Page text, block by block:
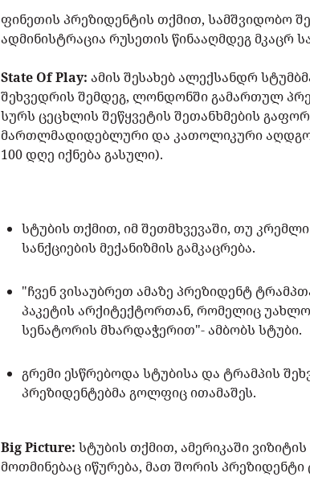
ფინეთის პრეზიდენტის თქმით, სამშვიდობო
ადმინისტრაცია რუსეთის წინააღმდეგ მკაცრ
State Of Play: ამის შესახებ ალექსანდრ
შეხვედრის შემდეგ, ლონდონში გამართულ
სურს ცეცხლის შეწყვეტის შეთანხმების
მართლმადიდებლური და კათოლიკური
100 დღე იქნება გასული).
სტუბის თქმით, იმ შეთმხვევაში, თუ
სანქციების მექანიზმის გამკაცრება.
"ჩვენ ვისაუბრეთ ამაზე პრეზიდენტ
პაკეტის არქიტექტორთან, რომელიც
სენატორის მხარდაჭერით"- ამბობს სტუბი.
გრემი ესწრებოდა სტუბისა და ტრამპის
პრეზიდენტებმა გოლფიც ითამაშეს.
Big Picture:სტუბის თქმით, ამერიკაში
მოთმინებაც იწურება, მათ შორის პრეზიდენტი